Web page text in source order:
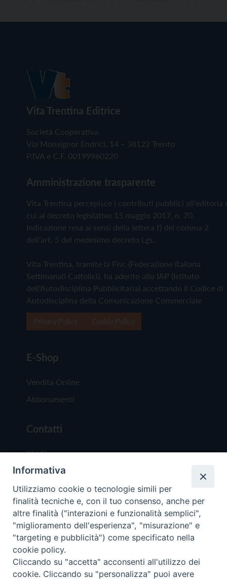
Vita Trentina Editrice
Società Cooperativa
Via Monsignor Endrici, 14 – 38122 Trento
P.IVA e C.F. 00199960220
Amministrazione trasparente
Vita Trentina percepisce i contributi pubblici all'editoria
cui al decreto legislativo 15 maggio 2017, n. 70.
Indicazione resa ai sensi della lettera f) del comma 2
dell'art. 5 del medesimo decreto Lgs.
Vita Trentina, tramite la Fisc (Federazione Italiana
Settimanali Cattolici), ha aderito allo IAP (Istituto
dell'Autodisciplina Pubblicitaria) accettando il Codice di
Autodisciplina della Comunicazione Commerciale
E-Shop
Vendita Online
Abbonamenti
Contatti
Chi Siamo
Redazione
Scrivici
Copyright © 2019 - Tutti i diritti riservati - Vita
Trentina Editrice
Informativa
Utilizziamo cookie o tecnologie simili per
finalità tecniche e, con il tuo consenso, anche per
altre finalità ("interazioni e funzionalità semplici",
"miglioramento dell'esperienza", "misurazione" e
"targeting e pubblicità") come specificato nella
cookie policy.
Cliccando su "accetta" acconsenti all'utilizzo dei
cookie. Cliccando su "personalizza" puoi avere